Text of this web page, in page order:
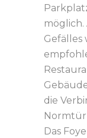
Gefälles
die
Das